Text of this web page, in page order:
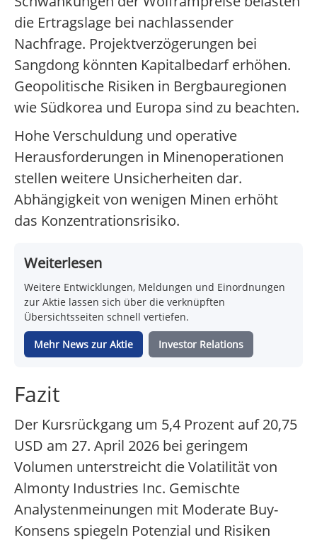
die Ertragslage bei nachlassender
Nachfrage. Projektverzögerungen bei
Sangdong könnten Kapitalbedarf erhöhen.
Geopolitische Risiken in Bergbauregionen
wie Südkorea und Europa sind zu beachten.
Hohe Verschuldung und operative
Herausforderungen in Minenoperationen
stellen weitere Unsicherheiten dar.
Abhängigkeit von wenigen Minen erhöht
das Konzentrationsrisiko.
Weiterlesen
Weitere Entwicklungen, Meldungen und Einordnungen
zur Aktie lassen sich über die verknüpften
Übersichtsseiten schnell vertiefen.
Mehr News zur Aktie Investor Relations
Fazit
Der Kursrückgang um 5,4 Prozent auf 20,75
USD am 27. April 2026 bei geringem
Volumen unterstreicht die Volatilität von
Almonty Industries Inc. Gemischte
Analystenmeinungen mit Moderate Buy-
Konsens spiegeln Potenzial und Risiken